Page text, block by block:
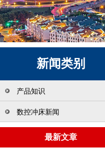
新闻类别
产品知识
数控冲床新闻
最新文章